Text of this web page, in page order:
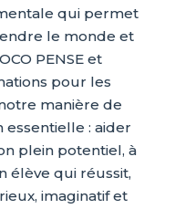
qui permet
le monde et
PENSE et
pour les
manière de
: aider
plein potentiel, à
élève qui réussit,
imaginatif et